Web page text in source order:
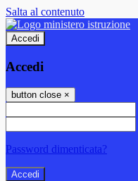
Salta al contenuto
Accedi
Accedi
button close ×
Password dimenticata?